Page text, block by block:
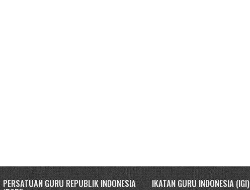
PERSATUAN GURU REPUBLIK INDONESIA IKATAN GURU INDONESIA (IGI)